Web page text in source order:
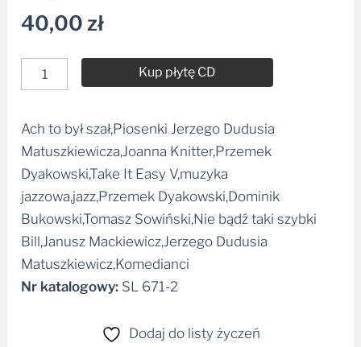
40,00zł
Kup płytę CD
Alternative:
Ach to był szał,Piosenki Jerzego Dudusia
Matuszkiewicza,Joanna Knitter,Przemek
Dyakowski,Take It Easy V,muzyka
jazzowa,jazz,Przemek Dyakowski,Dominik
Bukowski,Tomasz Sowiński,Nie bądź taki szybki
Bill,Janusz Mackiewicz,Jerzego Dudusia
Matuszkiewicz,Komedianci
Nr katalogowy: SL 671-2
Dodaj do listy życzeń